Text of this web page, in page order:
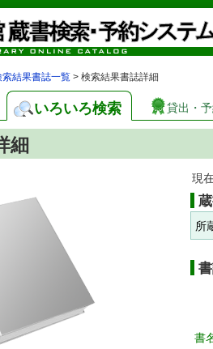
索結果書誌一覧 > 検索結果書誌詳細
いろいろ検索 貸出・
細
現
所
書